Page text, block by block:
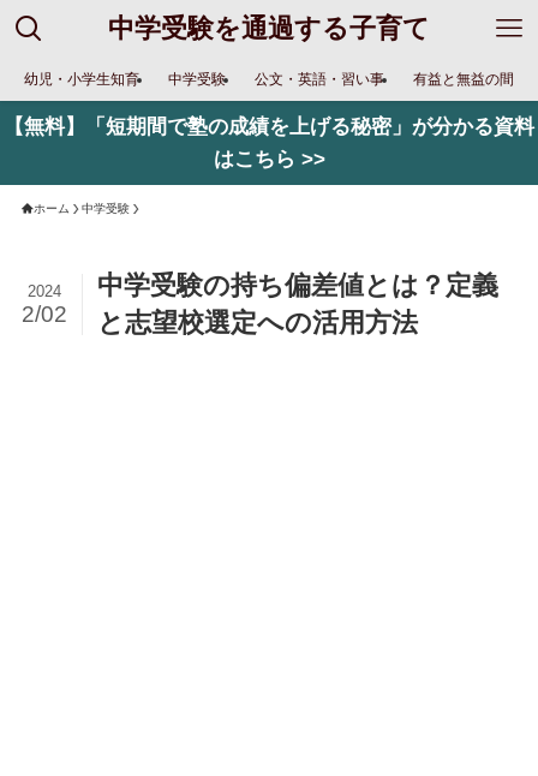
中学受験を通過する子育て
幼児・小学生知育 中学受験 公文・英語・習い事 有益と無益の間
【無料】「短期間で塾の成績を上げる秘密」が分かる資料
はこちら >>
ホーム 中学受験
中学受験の持ち偏差値とは？定義
と志望校選定への活用方法
2024
2/02